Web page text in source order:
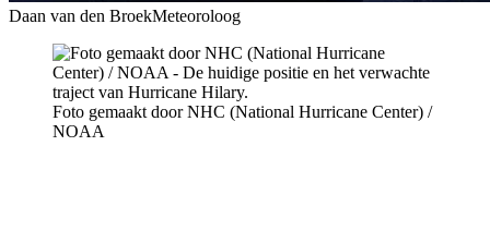
Daan van den BroekMeteoroloog
Foto gemaakt door NHC (National Hurricane Center) /
NOAA